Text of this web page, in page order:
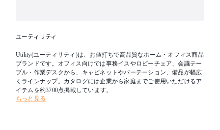
ユーティリティ
Utility(ユーティリティ)は、お値打ちで高品質なホーム・オフィス商品
ブランドです。オフィス向けでは事務イスやロビーチェア、会議テー
ブル・作業デスクから、キャビネットやパーテーション、備品が幅広
くラインナップ。カタログには企業から家庭までご使用いただけるア
イテムを約3700点掲載しています。
もっと見る